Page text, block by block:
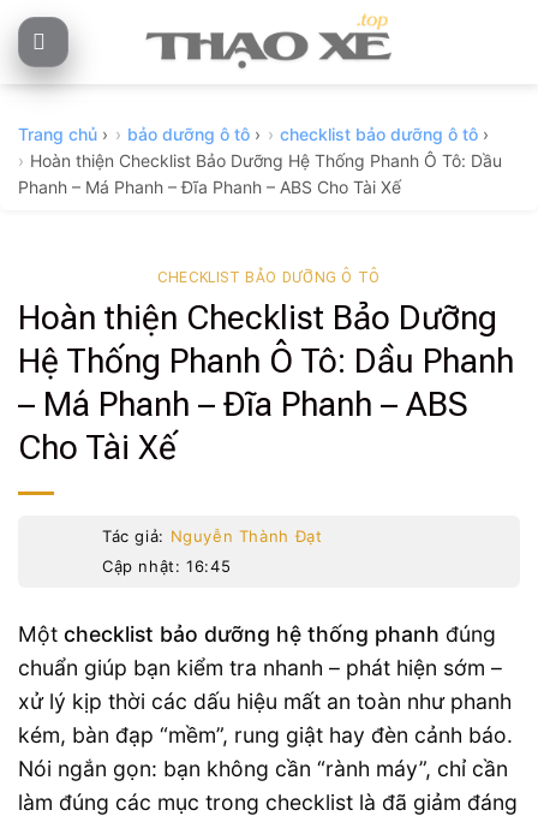
Skip
to
Trang chủ › bảo dưỡng ô tô › checklist bảo dưỡng ô tô ›
Hoàn thiện Checklist Bảo Dưỡng Hệ Thống Phanh Ô Tô: Dầu
Phanh – Má Phanh – Đĩa Phanh – ABS Cho Tài Xế
CHECKLIST BẢO DƯỠNG Ô TÔ
Hoàn thiện Checklist Bảo Dưỡng
Hệ Thống Phanh Ô Tô: Dầu Phanh
– Má Phanh – Đĩa Phanh – ABS
Cho Tài Xế
Tác giả: Nguyễn Thành Đạt
Cập nhật: 16:45
Một checklist bảo dưỡng hệ thống phanh đúng
chuẩn giúp bạn kiểm tra nhanh – phát hiện sớm –
xử lý kịp thời các dấu hiệu mất an toàn như phanh
kém, bàn đạp “mềm”, rung giật hay đèn cảnh báo.
Nói ngắn gọn: bạn không cần “rành máy”, chỉ cần
làm đúng các mục trong checklist là đã giảm đáng